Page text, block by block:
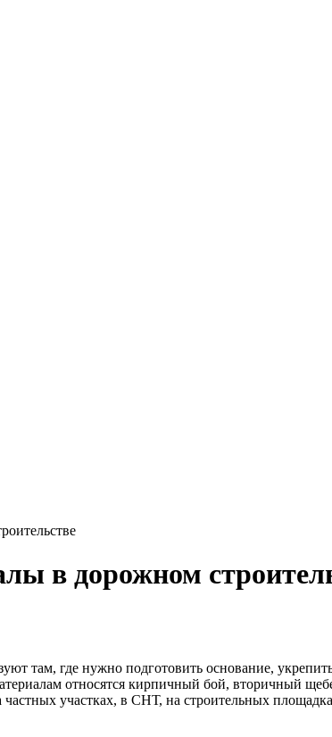
в дорожном
там, где нужно подготовить основание,
относятся кирпичный бой, вторичный
участках, в СНТ, на строительных